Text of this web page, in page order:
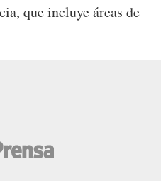
que incluye áreas de